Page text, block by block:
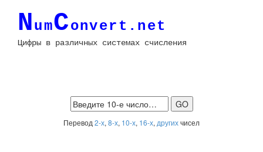
NumConvert.net
Цифры в различных системах счисления
Перевод 2-х, 8-х, 10-х, 16-х, другихчисел